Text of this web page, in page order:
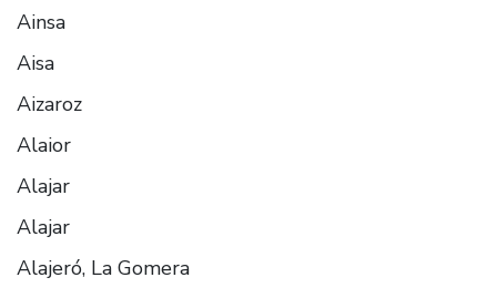
Ainsa
Aisa
Aizaroz
Alaior
Alajar
Alajar
Alajeró, La Gomera